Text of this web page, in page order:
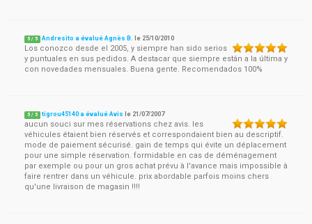
5 / 5 Andresito a évalué Agnès B. le 25/10/2010
Los conozco desde el 2005, y siempre han sido serios
y puntuales en sus pedidos. A destacar que siempre están a la última y
con novedades mensuales. Buena gente. Recomendados 100%
5 / 5 tigrou45140 a évalué Avis le 21/07/2007
aucun souci sur mes réservations chez avis. les
véhicules étaient bien réservés et correspondaient bien au descriptif.
mode de paiement sécurisé. gain de temps qui évite un déplacement
pour une simple réservation. formidable en cas de déménagement
par exemple ou pour un gros achat prévu à l'avance mais impossible à
faire rentrer dans un véhicule. prix abordable parfois moins chers
qu'une livraison de magasin !!!!